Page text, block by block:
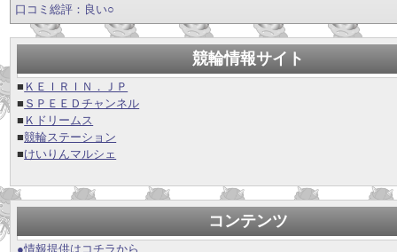
口コミ総評：良い○
競輪情報サイト
■ ＫＥＩＲＩＮ．ＪＰ
■ ＳＰＥＥＤチャンネル
■ Ｋドリームス
■競輪ステーション
■けいりんマルシェ
コンテンツ
●情報提供はコチラから